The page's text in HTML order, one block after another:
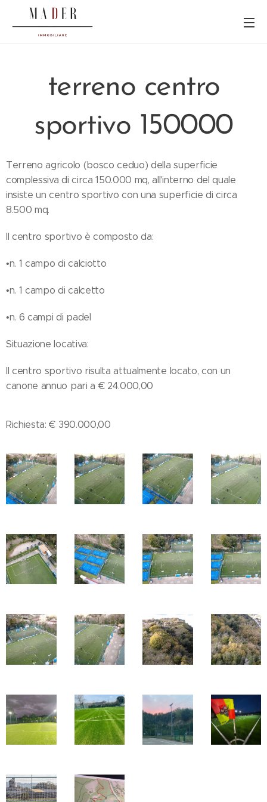
terreno centro
sportivo 150000
Terreno agricolo (bosco ceduo) della superficie
complessiva di circa 150.000 mq, all'interno del quale
insiste un centro sportivo con una superficie di circa
8.500 mq.
Il centro sportivo è composto da:
•n. 1 campo di calciotto
•n. 1 campo di calcetto
•n. 6 campi di padel
Situazione locativa:
Il centro sportivo risulta attualmente locato, con un
canone annuo pari a € 24.000,00
Richiesta: € 390.000,00